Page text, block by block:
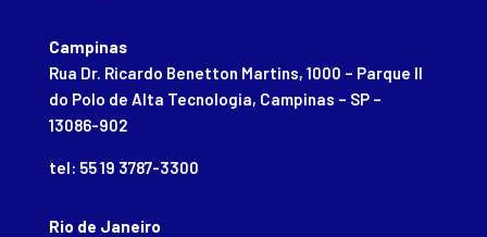
Campinas
Rua Dr. Ricardo Benetton Martins, 1000 – Parque II
do Polo de Alta Tecnologia, Campinas – SP –
13086-902
tel: 55 19 3787-3300
Rio de Janeiro